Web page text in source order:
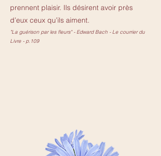
prennent plaisir. Ils désirent avoir près
d’eux ceux qu’ils aiment.
"La guérison par les fleurs" - Edward Bach - Le courrier du
Livre - p.109